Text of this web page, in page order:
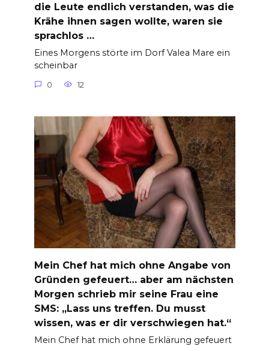
die Leute endlich verstanden, was die
Krähe ihnen sagen wollte, waren sie
sprachlos …
Eines Morgens störte im Dorf Valea Mare ein
scheinbar
0 12
Mein Chef hat mich ohne Angabe von
Gründen gefeuert… aber am nächsten
Morgen schrieb mir seine Frau eine
SMS: „Lass uns treffen. Du musst
wissen, was er dir verschwiegen hat.“
Mein Chef hat mich ohne Erklärung gefeuert